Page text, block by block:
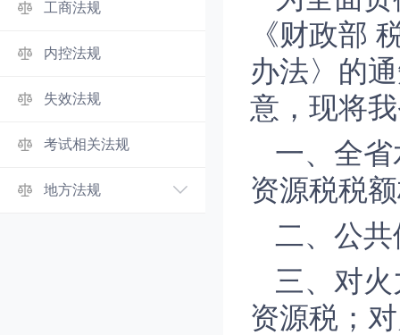
工商法规
内控法规
失效法规
考试相关法规
地方法规
《财政部
办法〉的
意，现将
一、全
资源税税
二、公
三、对
资源税；